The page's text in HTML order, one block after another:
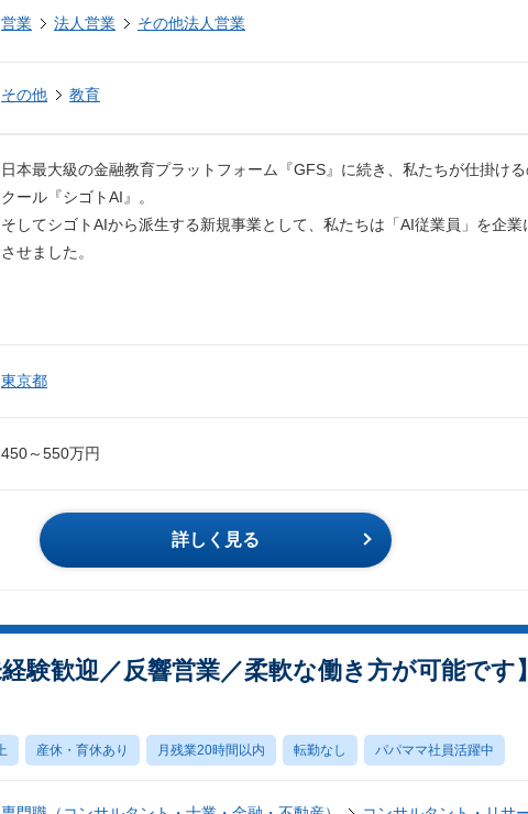
営業 法人営業 その他法人営業
その他 教育
日本最大級の金融教育プラットフォーム『GFS』に続き、私たちが仕掛け
クール『シゴトAI』。
そしてシゴトAIから派生する新規事業として、私たちは「AI従業員」を企
させました。
東京都
450～550万円
詳しく見る
験歓迎／反響営業／柔軟な働き方が可能です】
産休・育休あり 月残業20時間以内 転勤なし パパママ社員活躍中